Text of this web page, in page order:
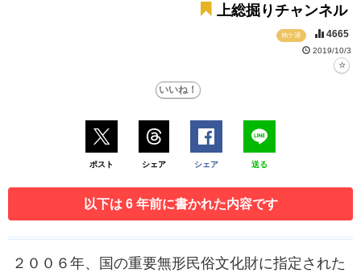
上総掘りチャンネル
袖ケ浦 4665
2019/10/3
ポスト シェア シェア 送る
以下は 6 年前に書かれた内容です
２００６年、国の重要無形民俗文化財に指定された